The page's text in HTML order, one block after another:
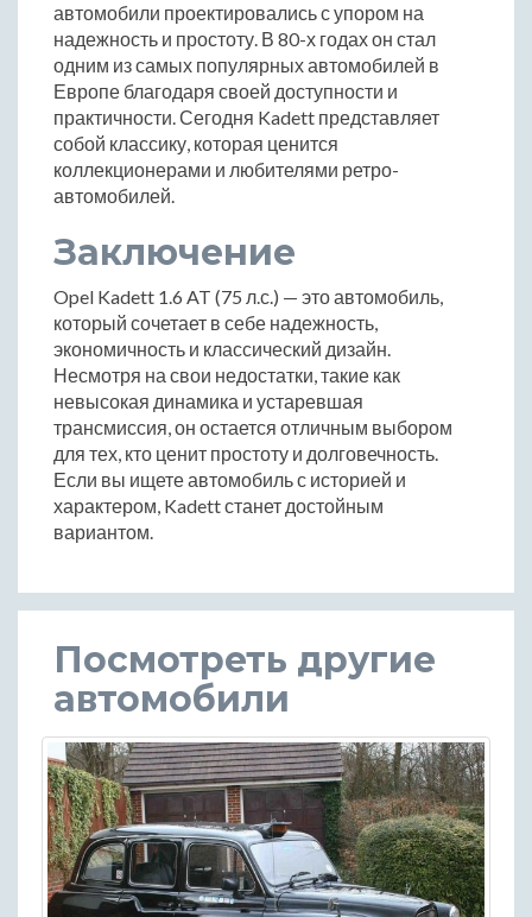
автомобили проектировались с упором на
надежность и простоту. В 80-х годах он стал
одним из самых популярных автомобилей в
Европе благодаря своей доступности и
практичности. Сегодня Kadett представляет
собой классику, которая ценится
коллекционерами и любителями ретро-
автомобилей.
Заключение
Opel Kadett 1.6 AT (75 л.с.) — это автомобиль,
который сочетает в себе надежность,
экономичность и классический дизайн.
Несмотря на свои недостатки, такие как
невысокая динамика и устаревшая
трансмиссия, он остается отличным выбором
для тех, кто ценит простоту и долговечность.
Если вы ищете автомобиль с историей и
характером, Kadett станет достойным
вариантом.
Посмотреть другие
автомобили